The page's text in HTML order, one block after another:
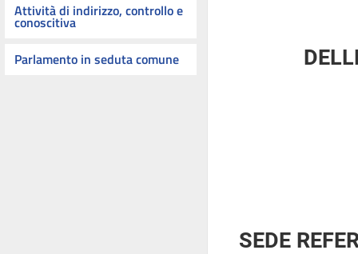
Attività di indirizzo, controllo e
conoscitiva
Parlamento in seduta comune
SEDE